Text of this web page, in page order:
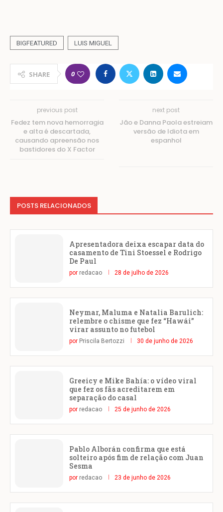
BIGFEATURED LUIS MIGUEL
SHARE 0
previous post
Fedez tem nova hemorragia
e alta é descartada,
causando apreensão nos
bastidores do X Factor
next post
Jão e Danna Paola estreiam
versão de Idiota em
espanhol
POSTS RELACIONADOS
Apresentadora deixa escapar data do
casamento de Tini Stoessel e Rodrigo
De Paul
por redacao 28 de julho de 2026
Neymar, Maluma e Natalia Barulich:
relembre o chisme que fez “Hawái”
virar assunto no futebol
por Priscila Bertozzi 30 de junho de 2026
Greeicy e Mike Bahía: o vídeo viral
que fez os fãs acreditarem em
separação do casal
por redacao 25 de junho de 2026
Pablo Alborán confirma que está
solteiro após fim de relação com Juan
Sesma
por redacao 23 de junho de 2026